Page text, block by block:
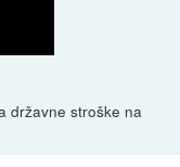
državne stroške na